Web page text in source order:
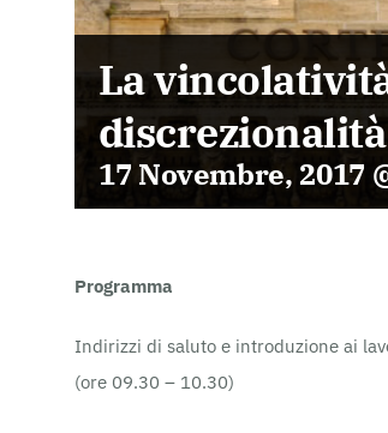
La
17 Novembre, 2017
Programma
Indirizzi di saluto e introduzione ai
(ore 09.30 – 10.30)